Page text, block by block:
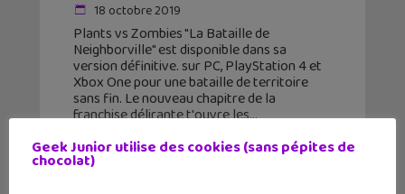
18 octobre 2019
Plants vs Zombies "La Bataille de
Neighborville" est disponible dans sa
version définitive. sur PC, PlayStation 4 et
Xbox One pour une bataille de territoire
sans fin. Le nouveau chapitre de la
franchise délirante t'ouvre les
Geek Junior utilise des cookies (sans pépites de
chocolat)